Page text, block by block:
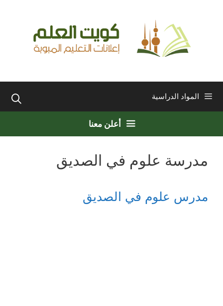
المواد الدراسية
أعلن معنا
مدرسة علوم في الصديق
مدرس علوم في الصديق